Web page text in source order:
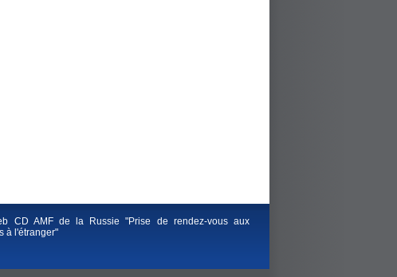
CD AMF de la Russie "Prise de rendez-vous aux
à l'étranger"